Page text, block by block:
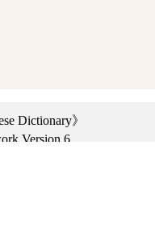
Dictionary》
Version 6